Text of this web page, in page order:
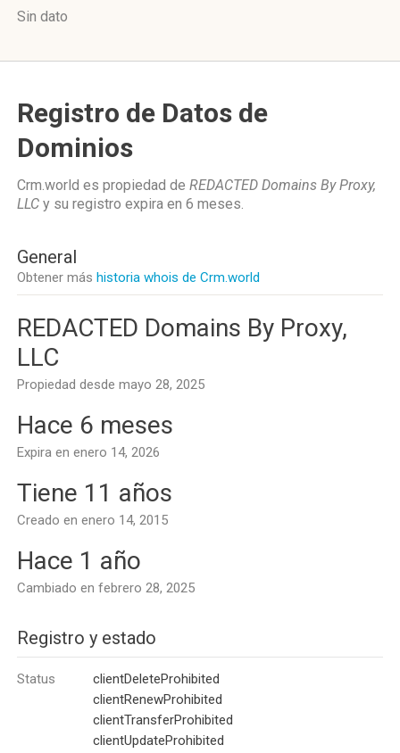
Sin dato
Registro de Datos de
Dominios
Crm.world es propiedad de REDACTED Domains By Proxy,
LLC y su registro expira en 6 meses.
General
Obtener más historia whois de Crm.world
REDACTED Domains By Proxy,
LLC
Propiedad desde mayo 28, 2025
Hace 6 meses
Expira en enero 14, 2026
Tiene 11 años
Creado en enero 14, 2015
Hace 1 año
Cambiado en febrero 28, 2025
Registro y estado
Status
clientDeleteProhibited
clientRenewProhibited
clientTransferProhibited
clientUpdateProhibited